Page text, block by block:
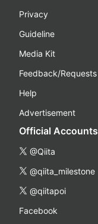
Privacy
Guideline
Media Kit
Feedback/Requests
Help
Advertisement
Official Accounts
@Qiita
@qiita_milestone
@qiitapoi
Facebook